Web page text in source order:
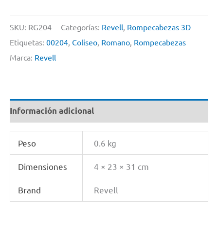
SKU: RG204 Categorías: Revell, Rompecabezas 3D
Etiquetas: 00204, Coliseo, Romano, Rompecabezas
Marca: Revell
Información adicional
Peso 0.6 kg
Dimensiones 4 × 23 × 31 cm
Brand Revell